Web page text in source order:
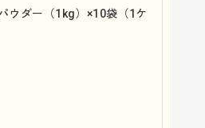
ウダー（1kg）×10袋（1ケ